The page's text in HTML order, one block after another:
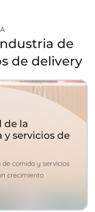
de
de delivery
de la
servicios de
de comida y servicios
crecimiento